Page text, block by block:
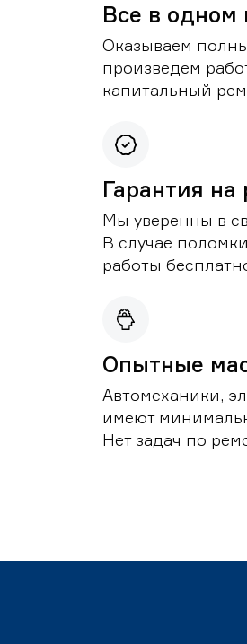
Все в одном
Оказываем
произведем
капитальный
Гарантия на
Мы уверенны в
В случае
работы
Опытные
Автомеханики,
имеют
Нет задач по